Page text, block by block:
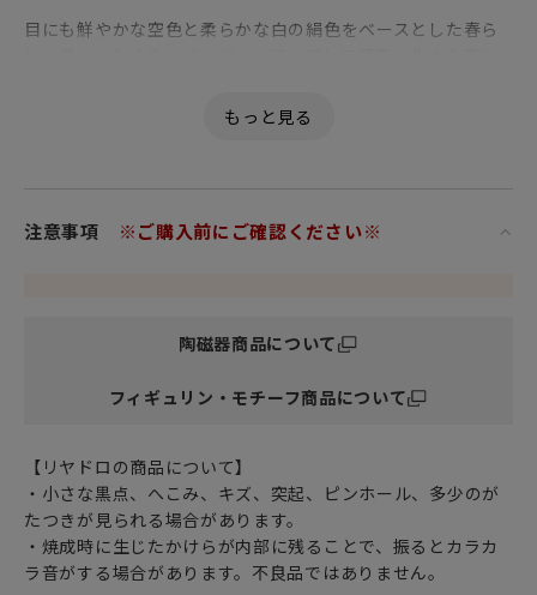
目にも鮮やかな空色と柔らかな白の絹色をベースとした春ら
・台座：横幅40.5×奥行き22×高さ2.7cm
注意事項 ※ご購入前にご確認ください※
陶磁器商品について
フィギュリン・モチーフ商品について
【リヤドロの商品について】
・小さな黒点、へこみ、キズ、突起、ピンホール、多少のが
たつきが見られる場合があります。
・焼成時に生じたかけらが内部に残ることで、振るとカラカ
ラ音がする場合があります。不良品ではありません。